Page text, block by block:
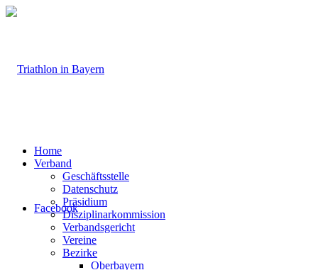
Facebook
Home
Verband
Geschäftsstelle
Datenschutz
Präsidium
Disziplinarkommission
Verbandsgericht
Vereine
Bezirke
Oberbayern